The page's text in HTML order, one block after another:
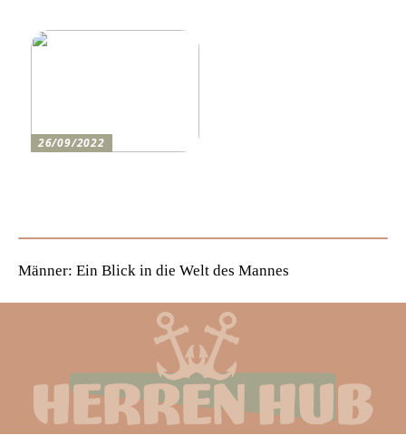
26/09/2022
Männer: Ein Blick in die Welt des Mannes